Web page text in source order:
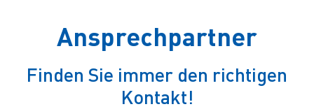
Ansprechpartner
Finden Sie immer den richtigen
Kontakt!